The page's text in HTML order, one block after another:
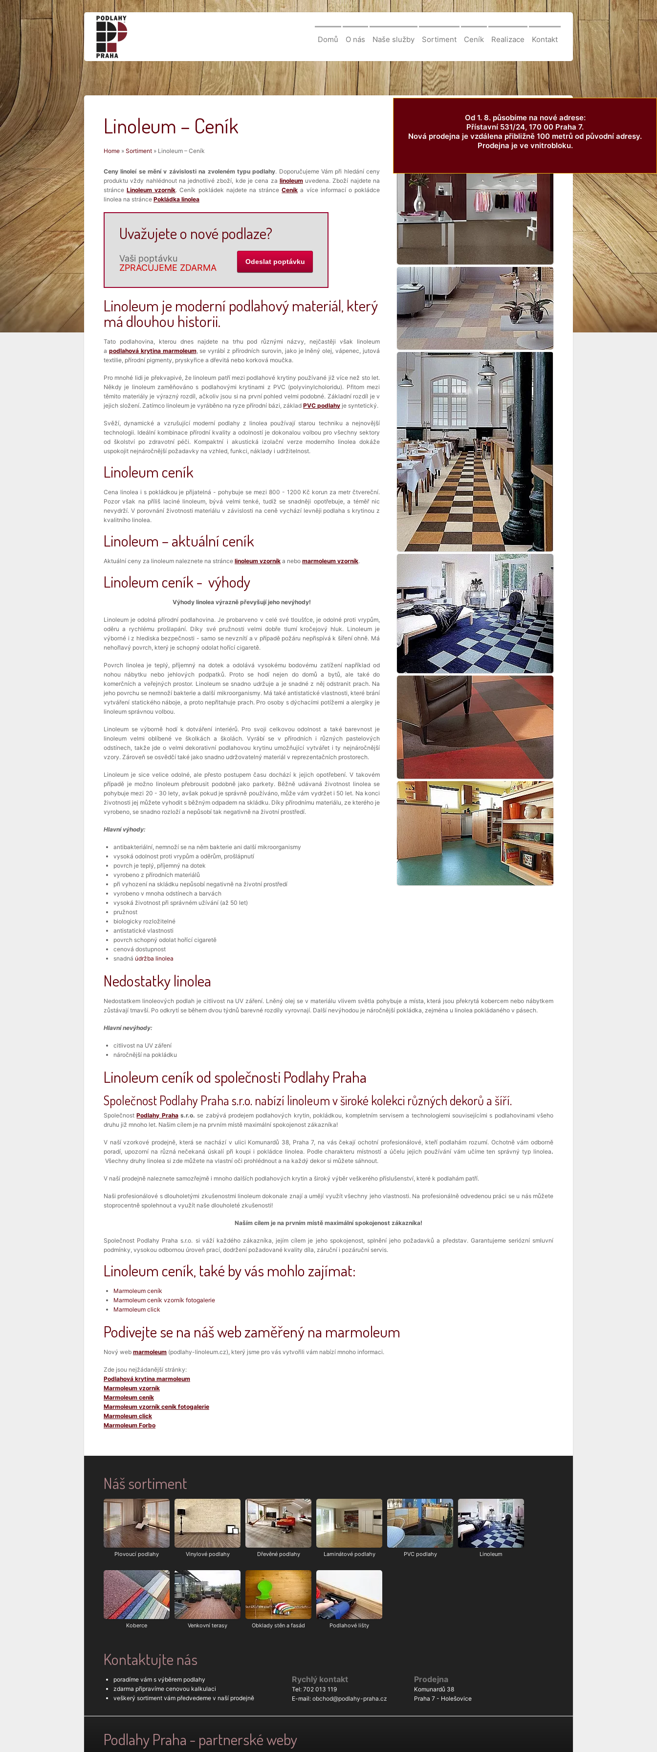
Domů O nás Naše služby Sortiment Ceník Realizace Kontakt
Od 1. 8. působíme na nové adrese:
Přístavní 531/24, 170 00 Praha 7.
Nová prodejna je vzdálena přibližně 100 metrů od původní adresy.
Prodejna je ve vnitrobloku.
Linoleum – Ceník
Jste zde
Home » Sortiment » Linoleum – Ceník
Ceny linoleí se mění v závislosti na zvoleném typu podlahy. Doporučujeme Vám při hledání ceny
produktu vždy nahlédnout na jednotlivé zboží, kde je cena za linoleumuvedena. Zboží najdete na
stránceLinoleum vzorník. Ceník pokládek najdete na stránceCeník a více informací o pokládce
linolea na stránce Pokládka linolea
Uvažujete o nové podlaze?
Vaši poptávku
ZPRACUJEME ZDARMA
Linoleum je moderní podlahový materiál, který
má dlouhou historii.
Tato podlahovina, kterou dnes najdete na trhu pod různými názvy, nejčastěji však linoleum
a podlahová krytina marmoleum, se vyrábí z přírodních surovin, jako je lněný olej, vápenec, jutová
textilie, přírodní pigmenty, pryskyřice a dřevitá nebo korková moučka.
Pro mnohé lidi je překvapivé, že linoleum patří mezi podlahové krytiny používané již více než sto let.
Někdy je linoleum zaměňováno s podlahovými krytinami z PVC (polyvinylcholoridu). Přitom mezi
těmito materiály je výrazný rozdíl, ačkoliv jsou si na první pohled velmi podobné. Základní rozdíl je v
jejich složení. Zatímco linoleum je vyráběno na ryze přírodní bázi, základ PVC podlahy je syntetický.
Svěží, dynamické a vzrušující moderní podlahy z linolea používají starou techniku a nejnovější
technologii. Ideální kombinace přírodní kvality a odolností je dokonalou volbou pro všechny sektory
od školství po zdravotní péči. Kompaktní i akustická izolační verze moderního linolea dokáže
uspokojit nejnáročnější požadavky na vzhled, funkci, náklady i udržitelnost.
Linoleum ceník
Cena linolea i s pokládkou je přijatelná - pohybuje se mezi 800 - 1200 Kč korun za metr čtvereční.
Pozor však na příliš laciné linoleum, bývá velmi tenké, tudíž se snadněji opotřebuje, a téměř nic
nevydrží. V porovnání životnosti materiálu v závislosti na ceně vychází levněji podlaha s krytinou z
kvalitního linolea.
Linoleum – aktuální ceník
Aktuální ceny za linoleum naleznete na stránce linoleum vzorník a nebo marmoleum vzorník.
Linoleum ceník - výhody
Výhody linolea výrazně převyšují jeho nevýhody!
Linoleum je odolná přírodní podlahovina. Je probarveno v celé své tloušťce, je odolné proti vrypům,
oděru a rychlému prošlapání. Díky své pružnosti velmi dobře tlumí kročejový hluk. Linoleum je
výborné i z hlediska bezpečnosti - samo se nevznítí a v případě požáru nepřispívá k šíření ohně. Má
nehořlavý povrch, který je schopný odolat hořící cigaretě.
Povrch linolea je teplý, příjemný na dotek a odolává vysokému bodovému zatížení například od
nohou nábytku nebo jehlových podpatků. Proto se hodí nejen do domů a bytů, ale také do
komerčních a veřejných prostor. Linoleum se snadno udržuje a je snadné z něj odstranit prach. Na
jeho povrchu se nemnoží bakterie a další mikroorganismy. Má také antistatické vlastnosti, které brání
vytváření statického náboje, a proto nepřitahuje prach. Pro osoby s dýchacími potížemi a alergiky je
linoleum správnou volbou.
Linoleum se výborně hodí k dotváření interiérů. Pro svoji celkovou odolnost a také barevnost je
linoleum velmi oblíbené ve školkách a školách. Vyrábí se v přírodních i různých pastelových
odstínech, takže jde o velmi dekorativní podlahovou krytinu umožňující vytvářet i ty nejnáročnější
vzory. Zároveň se osvědčí také jako snadno udržovatelný materiál v reprezentačních prostorech.
Linoleum je sice velice odolné, ale přesto postupem času dochází k jejich opotřebení. V takovém
případě je možno linoleum přebrousit podobně jako parkety. Běžně udávaná životnost linolea se
pohybuje mezi 20 - 30 lety, avšak pokud je správně používáno, může vám vydržet i 50 let. Na konci
životnosti jej můžete vyhodit s běžným odpadem na skládku. Díky přírodnímu materiálu, ze kterého je
vyrobeno, se snadno rozloží a nepůsobí tak negativně na životní prostředí.
Hlavní výhody:
antibakteriální, nemnoží se na něm bakterie ani další mikroorganismy
vysoká odolnost proti vrypům a oděrům, prošlápnutí
povrch je teplý, příjemný na dotek
vyrobeno z přírodních materiálů
při vyhození na skládku nepůsobí negativně na životní prostředí
vyrobeno v mnoha odstínech a barvách
vysoká životnost při správném užívání (až 50 let)
pružnost
biologicky rozložitelné
antistatické vlastnosti
povrch schopný odolat hořící cigaretě
cenová dostupnost
snadná údržba linolea
Nedostatky linolea
Nedostatkem linoleových podlah je citlivost na UV záření. Lněný olej se v materiálu vlivem světla pohybuje a místa, která jsou překrytá kobercem nebo nábytkem
zůstávají tmavší. Po odkrytí se během dvou týdnů barevné rozdíly vyrovnají. Další nevýhodou je náročnější pokládka, zejména u linolea pokládaného v pásech.
Hlavní nevýhody:
citlivost na UV záření
náročnější na pokládku
Linoleum ceník od společnosti Podlahy Praha
Společnost Podlahy Praha s.r.o. nabízí linoleum v široké kolekci různých dekorů a šíří.
SpolečnostPodlahy Praha s.r.o. se zabývá prodejem podlahových krytin, pokládkou, kompletním servisem a technologiemi souvisejícími s podlahovinami všeho
druhu již mnoho let. Našim cílem je na prvním místě maximální spokojenost zákazníka!
V naší vzorkové prodejně, která se nachází v ulici Komunardů 38, Praha 7, na vás čekají ochotní profesionálové, kteří podlahám rozumí. Ochotně vám odborně
poradí, upozorní na různá nečekaná úskalí při koupi i pokládce linolea. Podle charakteru místností a účelu jejich používání vám učíme ten správný typ linolea.
Všechny druhy linolea si zde můžete na vlastní oči prohlédnout a na každý dekor si můžete sáhnout.
V naší prodejně naleznete samozřejmě i mnoho dalších podlahových krytin a široký výběr veškerého příslušenství, které k podlahám patří.
Naši profesionálové s dlouholetými zkušenostmi linoleum dokonale znají a umějí využít všechny jeho vlastnosti. Na profesionálně odvedenou práci se u nás můžete
stoprocentně spolehnout a využít naše dlouholeté zkušenosti!
Naším cílem je na prvním místě maximální spokojenost zákazníka!
Společnost Podlahy Praha s.r.o. si váží každého zákazníka, jejím cílem je jeho spokojenost, splnění jeho požadavků a představ. Garantujeme seriózní smluvní
podmínky, vysokou odbornou úroveň prací, dodržení požadované kvality díla, záruční i pozáruční servis.
Linoleum ceník, také by vás mohlo zajímat:
Marmoleum ceník
Marmoleum ceník vzorník fotogalerie
Marmoleum click
Podivejte se na náš web zaměřený na marmoleum
Nový web marmoleum (podlahy-linoleum.cz), který jsme pro vás vytvořili vám nabízí mnoho informaci.
Zde jsou nejžádanější stránky:
Podlahová krytina marmoleum
Marmoleum vzorník
Marmoleum ceník
Marmoleum vzorník ceník fotogalerie
Marmoleum click
Marmoleum Forbo
Náš sortiment
Plovoucí podlahy Vinylové podlahy Dřevěné podlahy Laminátové podlahy PVC podlahy Linoleum
Koberce Venkovní terasy Obklady stěn a fasád Podlahové lišty
Kontaktujte nás
poradíme vám s výběrem podlahy
zdarma připravíme cenovou kalkulaci
veškerý sortiment vám předvedeme v naší prodejně
Rychlý kontakt
Tel: 702 013 119
E-mail: obchod@podlahy-praha.cz
Prodejna
Komunardů 38
Praha 7 - Holešovice
Podlahy Praha - partnerské weby